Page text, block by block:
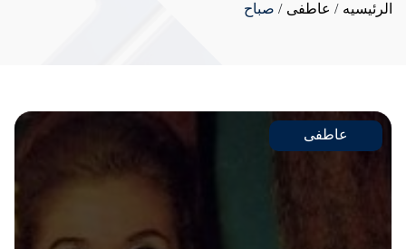
الرئيسيه / عاطفى / صباح
عاطفى